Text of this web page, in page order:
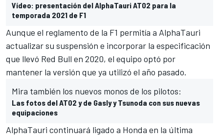
Vídeo: presentación del AlphaTauri AT02 para la
temporada 2021 de F1
Aunque el reglamento de la F1 permitía a AlphaTauri
actualizar su suspensión e incorporar la especificación
que llevó Red Bull en 2020, el equipo optó por
mantener la versión que ya utilizó el año pasado.
Mira también los nuevos monos de los pilotos:
Las fotos del AT02 y de Gasly y Tsunoda con sus nuevas
equipaciones
AlphaTauri continuará ligado a Honda en la última